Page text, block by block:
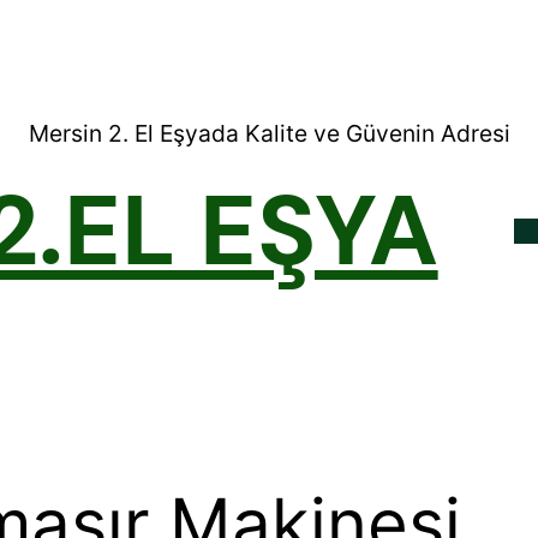
Mersin 2. El Eşyada Kalite ve Güvenin Adresi
EŞYA